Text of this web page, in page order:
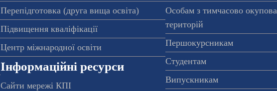
Перепідготовка (друга вища освіта)
Підвищення кваліфікації
Центр міжнародної освіти
Інформаційні ресурси
Сайти мережі КПІ
Особам з тимчасово
територій
Першокурсникам
Студентам
Випускникам